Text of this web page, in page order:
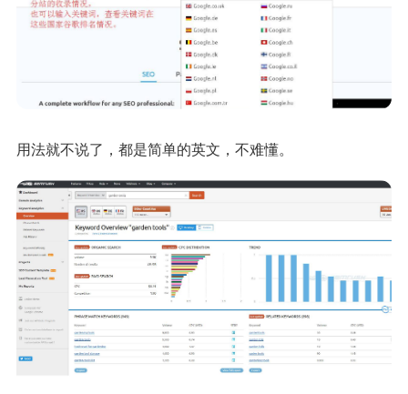
用法就不说了，都是简单的英文，不难懂。